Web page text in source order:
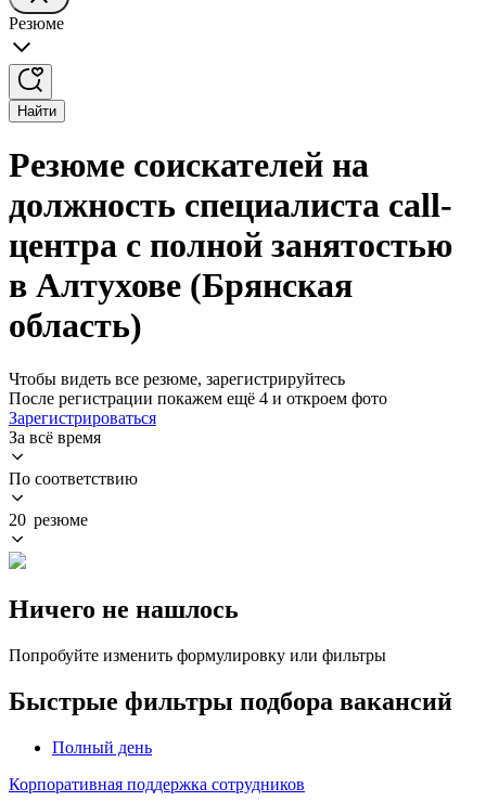
Резюме
Найти
Резюме соискателей на
должность специалиста call-
центра с полной занятостью
в Алтухове (Брянская
область)
Чтобы видеть все резюме, зарегистрируйтесь
После регистрации покажем ещё 4 и откроем фото
Зарегистрироваться
За всё время
По соответствию
20 резюме
Ничего не нашлось
Попробуйте изменить формулировку или фильтры
Быстрые фильтры подбора вакансий
Полный день
Корпоративная поддержка сотрудников